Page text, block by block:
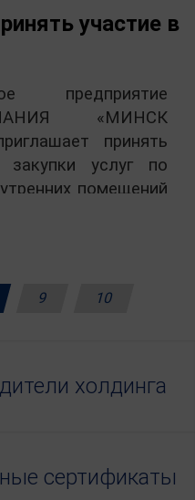
участие в
предприятие
«МИНСК
принять
услуг по
помещений
№ 2024-
9 10
холдинга
сертификаты